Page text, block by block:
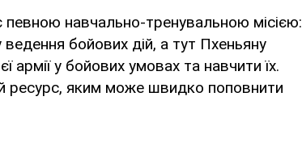
певною навчально-тренувальною місією:
ведення бойових дій, а тут Пхеньяну
армії у бойових умовах та навчити їх.
ресурс, яким може швидко поповнити